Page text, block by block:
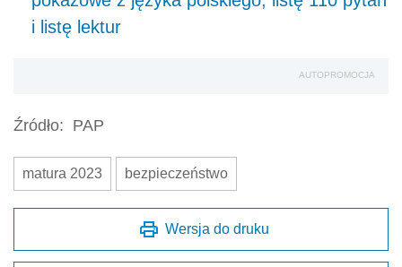
i listę lektur
AUTOPROMOCJA
Źródło: PAP
matura 2023 bezpieczeństwo
Wersja do druku